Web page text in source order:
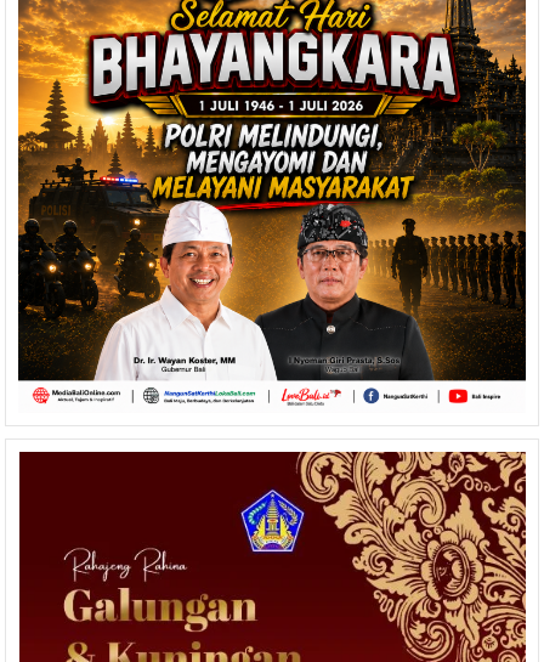
Ajak
Masyarakat
Bali
Tumbuhkan
Kecintaan
Terhadap
Produk
Lokal